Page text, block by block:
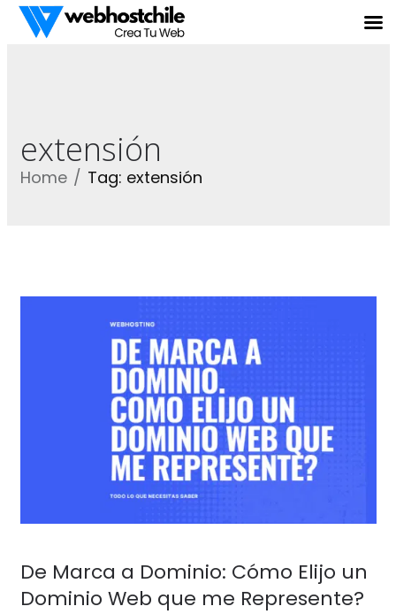
extensión
Home Tag: extensión
De Marca a Dominio: Cómo Elijo un
Dominio Web que me Represente?